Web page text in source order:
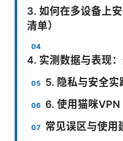
3. 如何在多设备上
清单）
4. 实测数据与表现
5. 隐私与安全实
6. 使用猫咪
常见误区与使用